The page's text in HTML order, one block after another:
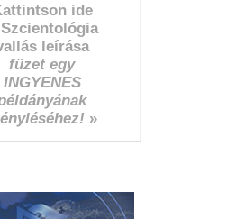
ide
leírása
füzet egy
INGYENES
»